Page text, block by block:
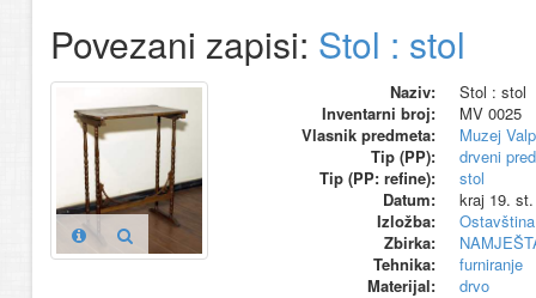
Povezani zapisi: Stol : stol
Naziv:
Stol : stol
Inventarni broj:
MV 0025
Vlasnik predmeta:
Muzej
Tip (PP):
drveni
Tip (PP: refine):
stol
Datum:
kraj 19. st.
Izložba:
Zbirka:
Tehnika:
furniranje
Materijal:
drvo